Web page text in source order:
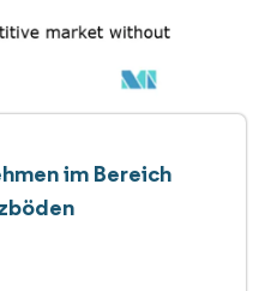
im Bereich